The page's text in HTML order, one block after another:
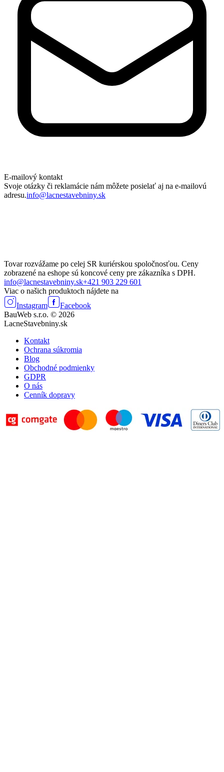
E-mailový kontakt
Svoje otázky či reklamácie nám môžete posielať aj na e-mailovú
adresu.info@lacnestavebniny.sk
Tovar rozvážame po celej SR kuriérskou spoločnosťou. Ceny
zobrazené na eshope sú koncové ceny pre zákazníka s DPH.
info@lacnestavebniny.sk+421 903 229 601
Viac o našich produktoch nájdete na
Instagram
Facebook
BauWeb s.r.o. © 2026
LacneStavebniny.sk
Kontakt
Ochrana súkromia
Blog
Obchodné podmienky
GDPR
O nás
Cenník dopravy